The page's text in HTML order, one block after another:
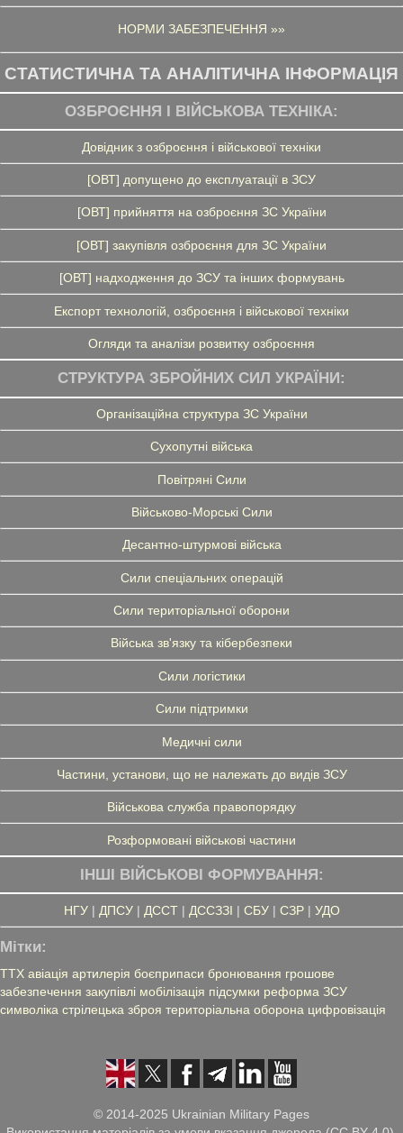
НОРМИ ЗАБЕЗПЕЧЕННЯ »»
СТАТИСТИЧНА ТА АНАЛІТИЧНА ІНФОРМАЦІЯ
ОЗБРОЄННЯ І ВІЙСЬКОВА ТЕХНІКА:
Довідник з озброєння і військової техніки
[ОВТ] допущено до експлуатації в ЗСУ
[ОВТ] прийняття на озброєння ЗС України
[ОВТ] закупівля озброєння для ЗС України
[ОВТ] надходження до ЗСУ та інших формувань
Експорт технологій, озброєння і військової техніки
Огляди та аналізи розвитку озброєння
СТРУКТУРА ЗБРОЙНИХ СИЛ УКРАЇНИ:
Організаційна структура ЗС України
Сухопутні війська
Повітряні Сили
Військово-Морські Сили
Десантно-штурмові війська
Сили спеціальних операцій
Сили територіальної оборони
Війська зв'язку та кібербезпеки
Сили логістики
Сили підтримки
Медичні сили
Частини, установи, що не належать до видів ЗСУ
Військова служба правопорядку
Розформовані військові частини
ІНШІ ВІЙСЬКОВІ ФОРМУВАННЯ:
НГУ| ДПСУ| ДССТ| ДССЗЗІ | СБУ| СЗР| УДО
Мітки:
ТТХ авіація артилерія боєприпаси бронювання грошове
забезпечення закупівлі мобілізація підсумки реформа ЗСУ
символіка стрілецька зброя територіальна оборона цифровізація
© 2014-2025 Ukrainian Military Pages